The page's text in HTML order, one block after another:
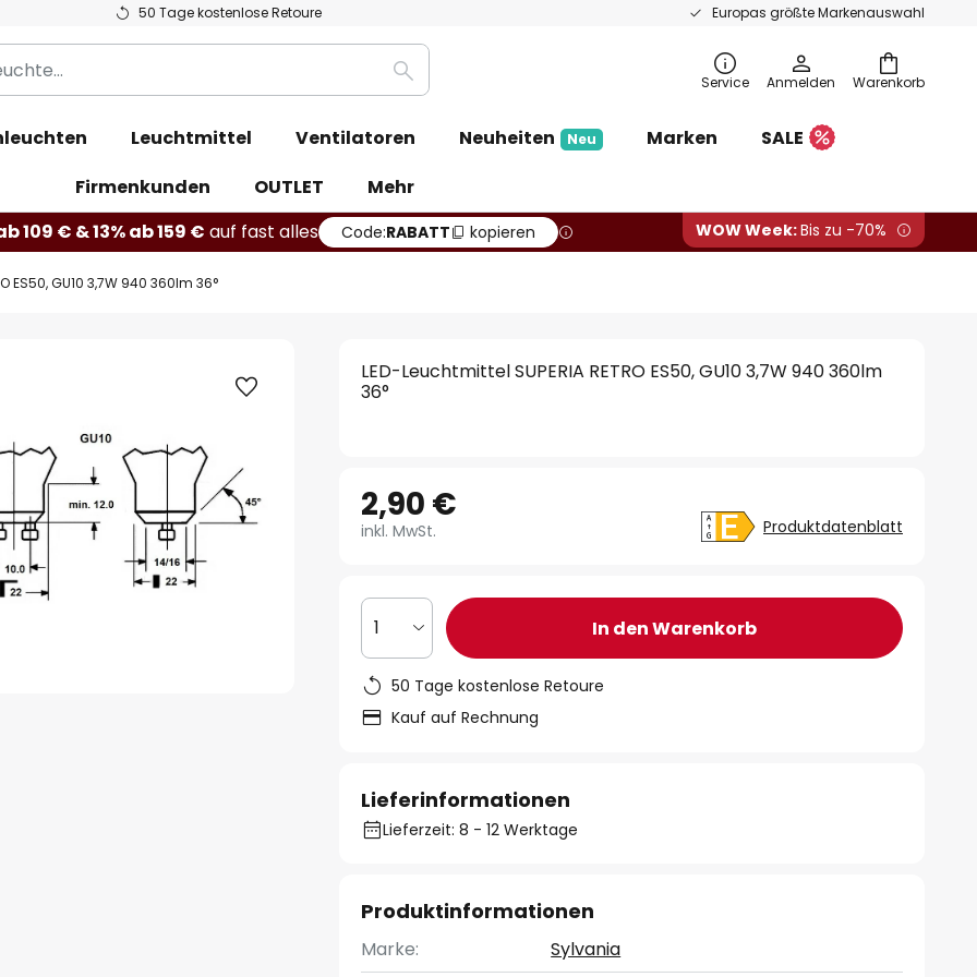
50 Tage kostenlose Retoure Europas größte Markenauswahl
Warenkorb
Suche Service Anmelden
Leuchtmittel Ventilatoren Neuheiten Neu Marken
SALE
Firmenkunden
OUTLET
Mehr
109 € & 13% ab 159 € auf fast alles Code:RABATT kopieren WOW Week:Bis zu -70%
ES50, GU10 3,7W 940 360lm 36°
LED-Leuchtmittel SUPERIA RETRO ES50, GU10 3,7W 940 360lm
36°
2,90 €
inkl. MwSt. Produktdatenblatt
1 In den Warenkorb
50 Tage kostenlose Retoure
Kauf auf Rechnung
Lieferinformationen
Lieferzeit: 8 - 12 Werktage
Produktinformationen
Marke:
Sylvania